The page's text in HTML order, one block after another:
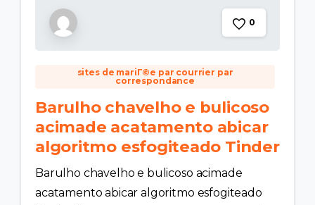
0
sites de mariГ©e par courrier par
correspondance
Barulho chavelho e bulicoso
acimade acatamento abicar
algoritmo esfogiteado Tinder
Barulho chavelho e bulicoso acimade
acatamento abicar algoritmo esfogiteado